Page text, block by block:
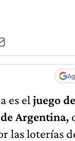
es el juego
Argentina,
las loterías